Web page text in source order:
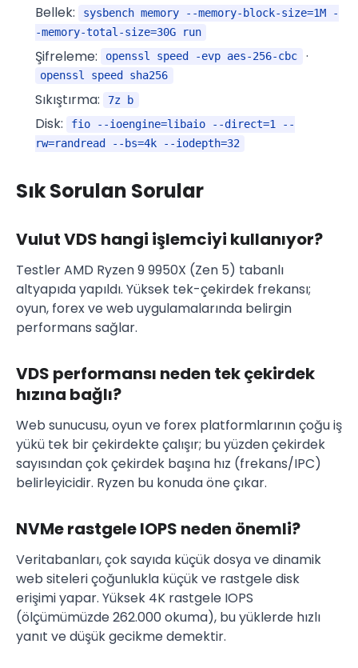
Bellek:
sysbench memory --memory-block-size=1M -
-memory-total-size=30G run
Şifreleme: openssl speed -evp aes-256-cbc ·
openssl speed sha256
Sıkıştırma: 7z b
Disk:
fio --ioengine=libaio --direct=1 --
rw=randread --bs=4k --iodepth=32
Sık Sorulan Sorular
Vulut VDS hangi işlemciyi kullanıyor?
Testler AMD Ryzen 9 9950X (Zen 5) tabanlı
altyapıda yapıldı. Yüksek tek-çekirdek frekansı;
oyun, forex ve web uygulamalarında belirgin
performans sağlar.
VDS performansı neden tek çekirdek
hızına bağlı?
Web sunucusu, oyun ve forex platformlarının çoğu iş
yükü tek bir çekirdekte çalışır; bu yüzden çekirdek
sayısından çok çekirdek başına hız (frekans/IPC)
belirleyicidir. Ryzen bu konuda öne çıkar.
NVMe rastgele IOPS neden önemli?
Veritabanları, çok sayıda küçük dosya ve dinamik
web siteleri çoğunlukla küçük ve rastgele disk
erişimi yapar. Yüksek 4K rastgele IOPS
(ölçümümüzde 262.000 okuma), bu yüklerde hızlı
yanıt ve düşük gecikme demektir.